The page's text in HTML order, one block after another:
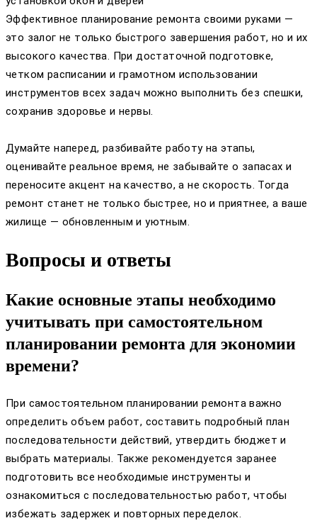
Эффективное планирование ремонта своими руками —
это залог не только быстрого завершения работ, но и их
высокого качества. При достаточной подготовке,
четком расписании и грамотном использовании
инструментов всех задач можно выполнить без спешки,
сохранив здоровье и нервы.
Думайте наперед, разбивайте работу на этапы,
оценивайте реальное время, не забывайте о запасах и
переносите акцент на качество, а не скорость. Тогда
ремонт станет не только быстрее, но и приятнее, а ваше
жилище — обновленным и уютным.
Вопросы и ответы
Какие основные этапы необходимо
учитывать при самостоятельном
планировании ремонта для экономии
времени?
При самостоятельном планировании ремонта важно
определить объем работ, составить подробный план
последовательности действий, утвердить бюджет и
выбрать материалы. Также рекомендуется заранее
подготовить все необходимые инструменты и
ознакомиться с последовательностью работ, чтобы
избежать задержек и повторных переделок.